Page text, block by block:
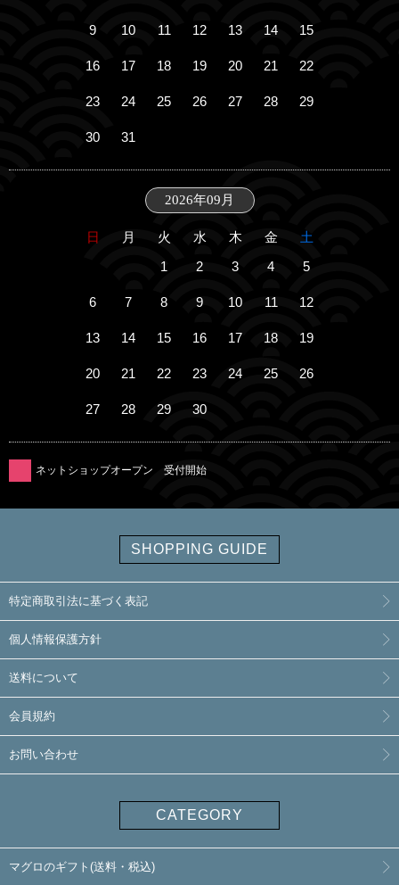
9 10 11 12 13 14 15
16 17 18 19 20 21 22
23 24 25 26 27 28 29
30 31
2026年09月
日 月 火 水 木 金
土
1
2 3 4 5
6 7 8 9 10 11 12
13 14 15 16 17 18 19
20 21 22 23 24 25 26
27 28 29 30
ネットショップオープン 受付開始
SHOPPING GUIDE
特定商取引法に基づく表記
個人情報保護方針
送料について
会員規約
お問い合わせ
CATEGORY
マグロのギフト(送料・税込)